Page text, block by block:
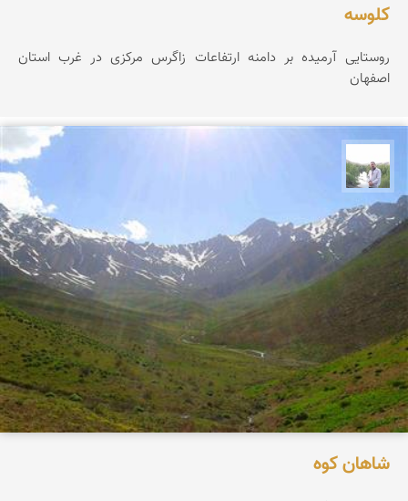
کلوسه
روستایی آرمیده بر دامنه ارتفاعات زاگرس مرکزی در غرب استان
اصفهان
شاهان کوه